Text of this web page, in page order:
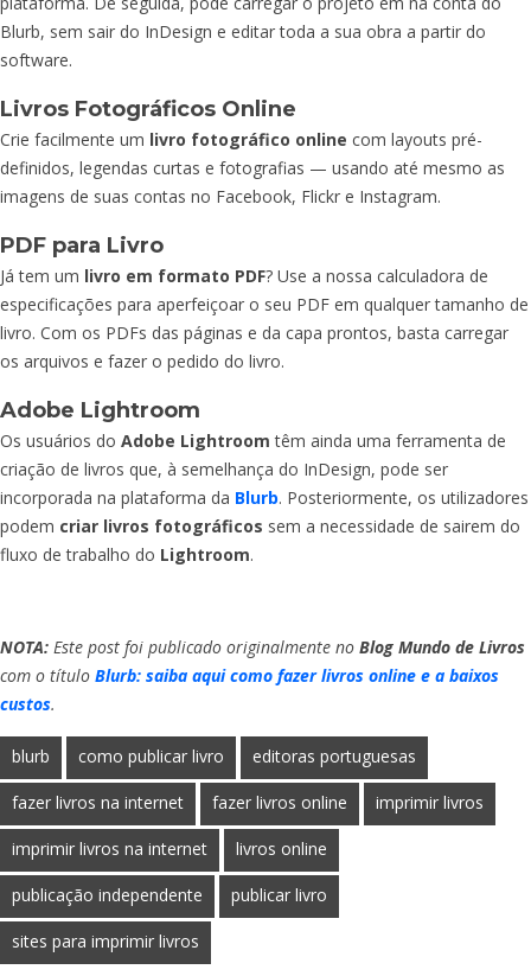
Blurb, sem sair do InDesign e editar toda a sua obra a partir do
software.
Livros Fotográficos Online
Crie facilmente um livro fotográfico online com layouts pré-
definidos, legendas curtas e fotografias — usando até mesmo as
imagens de suas contas no Facebook, Flickr e Instagram.
PDF para Livro
Já tem um livro em formato PDF? Use a nossa calculadora de
especificações para aperfeiçoar o seu PDF em qualquer tamanho de
livro. Com os PDFs das páginas e da capa prontos, basta carregar
os arquivos e fazer o pedido do livro.
Adobe Lightroom
Os usuários do Adobe Lightroom têm ainda uma ferramenta de
criação de livros que, à semelhança do InDesign, pode ser
incorporada na plataforma da Blurb. Posteriormente, os utilizadores
podem criar livros fotográficos sem a necessidade de sairem do
fluxo de trabalho do Lightroom.
NOTA: Este post foi publicado originalmente no Blog Mundo de Livros
com o título Blurb: saiba aqui como fazer livros online e a baixos
custos.
blurb como publicar livro editoras portuguesas
fazer livros na internet fazer livros online imprimir livros
imprimir livros na internet livros online
publicação independente publicar livro
sites para imprimir livros